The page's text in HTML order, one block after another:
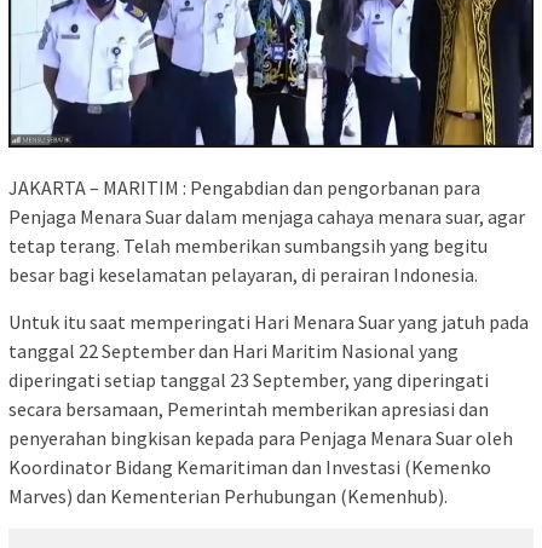
JAKARTA – MARITIM : Pengabdian dan pengorbanan para
Penjaga Menara Suar dalam menjaga cahaya menara suar, agar
tetap terang. Telah memberikan sumbangsih yang begitu
besar bagi keselamatan pelayaran, di perairan Indonesia.
Untuk itu saat memperingati Hari Menara Suar yang jatuh pada
tanggal 22 September dan Hari Maritim Nasional yang
diperingati setiap tanggal 23 September, yang diperingati
secara bersamaan, Pemerintah memberikan apresiasi dan
penyerahan bingkisan kepada para Penjaga Menara Suar oleh
Koordinator Bidang Kemaritiman dan Investasi (Kemenko
Marves) dan Kementerian Perhubungan (Kemenhub).